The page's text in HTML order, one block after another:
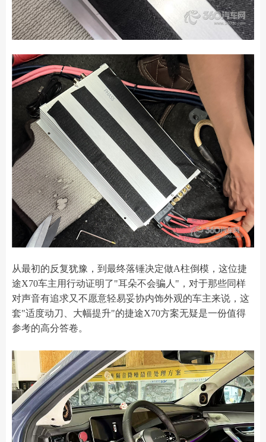
从最初的反复犹豫，到最终落锤决定做A柱倒模，这位捷
途X70车主用行动证明了"耳朵不会骗人"，对于那些同样
对声音有追求又不愿意轻易妥协内饰外观的车主来说，这
套"适度动刀、大幅提升"的捷途X70方案无疑是一份值得
参考的高分答卷。